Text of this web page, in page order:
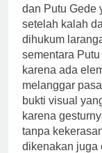
dan Putu Gede
setelah kalah
dihukum
sementara
karena ada
melanggar
bukti visual
karena
tanpa
dikenakan juga